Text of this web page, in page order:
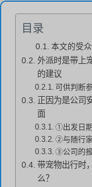
目录
本文的受众
外派时是带上
的建议
可供判断
正因为是公司
面
①出发日
②与随行
③公司的
带宠物出行时
么？